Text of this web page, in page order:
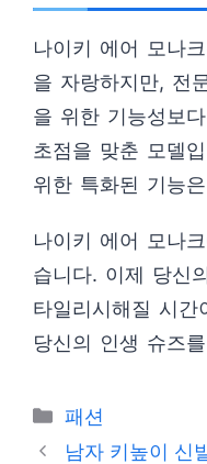
나이키 에어 모나
을 자랑하지만, 전
을 위한 기능성보
초점을 맞춘 모델
위한 특화된 기능
나이키 에어 모나
습니다. 이제 당신
타일리시해질 시간
당신의 인생 슈즈
카
테
패션
남자 키높이 신